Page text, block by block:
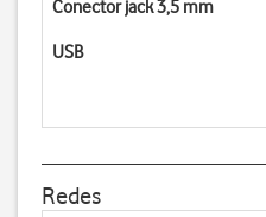
Conector jack 3,5 mm
USB
Redes